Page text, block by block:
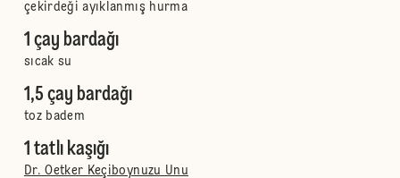
çekirdeği ayıklanmış hurma
1 çay bardağı
sıcak su
1,5 çay bardağı
toz badem
1 tatlı kaşığı
Dr. Oetker Keçiboynuzu Unu